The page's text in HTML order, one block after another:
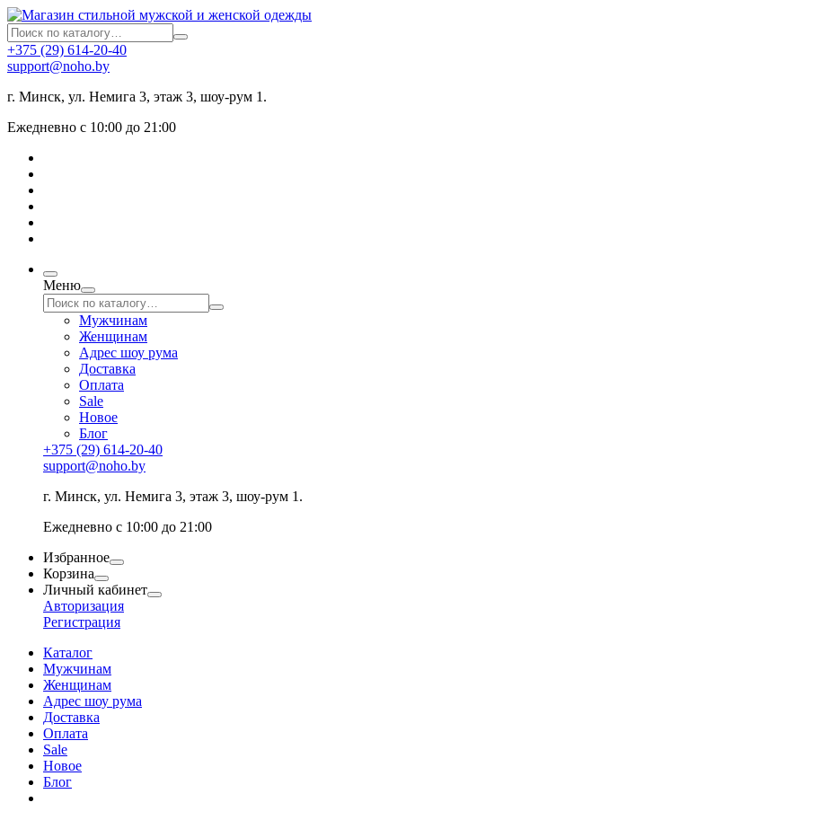
+375 (29) 614-20-40
support@noho.by
г. Минск, ул. Немига 3, этаж 3, шоу-рум 1.
Ежедневно с 10:00 до 21:00
Меню
Мужчинам
Женщинам
Адрес шоу рума
Доставка
Оплата
Sale
Новое
Блог
+375 (29) 614-20-40
support@noho.by
г. Минск, ул. Немига 3, этаж 3, шоу-рум 1.
Ежедневно с 10:00 до 21:00
Избранное
Корзина
Личный кабинет
Авторизация
Регистрация
Каталог
Мужчинам
Женщинам
Адрес шоу рума
Доставка
Оплата
Sale
Новое
Блог